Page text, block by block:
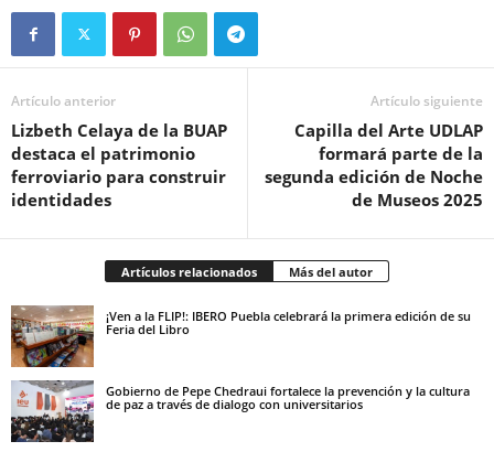
Artículo anterior
Lizbeth Celaya de la BUAP
destaca el patrimonio
ferroviario para construir
identidades
Artículo siguiente
Capilla del Arte UDLAP
formará parte de la
segunda edición de Noche
de Museos 2025
Artículos relacionados Más del autor
¡Ven a la FLIP!: IBERO Puebla celebrará la primera edición de su
Feria del Libro
Gobierno de Pepe Chedraui fortalece la prevención y la cultura
de paz a través de dialogo con universitarios